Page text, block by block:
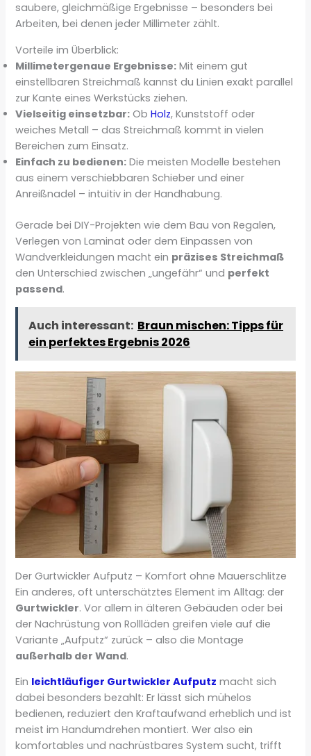
saubere, gleichmäßige Ergebnisse – besonders bei
Arbeiten, bei denen jeder Millimeter zählt.
Vorteile im Überblick:
Millimetergenaue Ergebnisse: Mit einem gut
einstellbaren Streichmaß kannst du Linien exakt parallel
zur Kante eines Werkstücks ziehen.
Vielseitig einsetzbar: ObHolz, Kunststoff oder
weiches Metall – das Streichmaß kommt in vielen
Bereichen zum Einsatz.
Einfach zu bedienen: Die meisten Modelle bestehen
aus einem verschiebbaren Schieber und einer
Anreißnadel – intuitiv in der Handhabung.
Gerade bei DIY-Projekten wie dem Bau von Regalen,
Verlegen von Laminat oder dem Einpassen von
Wandverkleidungen macht ein präzises Streichmaß
den Unterschied zwischen „ungefähr“ und perfekt
passend.
Auch interessant: Braun mischen: Tipps für
ein perfektes Ergebnis 2026
Der Gurtwickler Aufputz – Komfort ohne Mauerschlitze
Ein anderes, oft unterschätztes Element im Alltag: der
Gurtwickler. Vor allem in älteren Gebäuden oder bei
der Nachrüstung von Rollläden greifen viele auf die
Variante „Aufputz“ zurück – also die Montage
außerhalb der Wand.
Ein leichtläufiger Gurtwickler Aufputz macht sich
dabei besonders bezahlt: Er lässt sich mühelos
bedienen, reduziert den Kraftaufwand erheblich und ist
meist im Handumdrehen montiert. Wer also ein
komfortables und nachrüstbares System sucht, trifft